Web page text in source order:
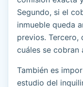
Segundo, si el
inmueble queda
previos. Tercero,
cuáles se cobran
También es
estudio del